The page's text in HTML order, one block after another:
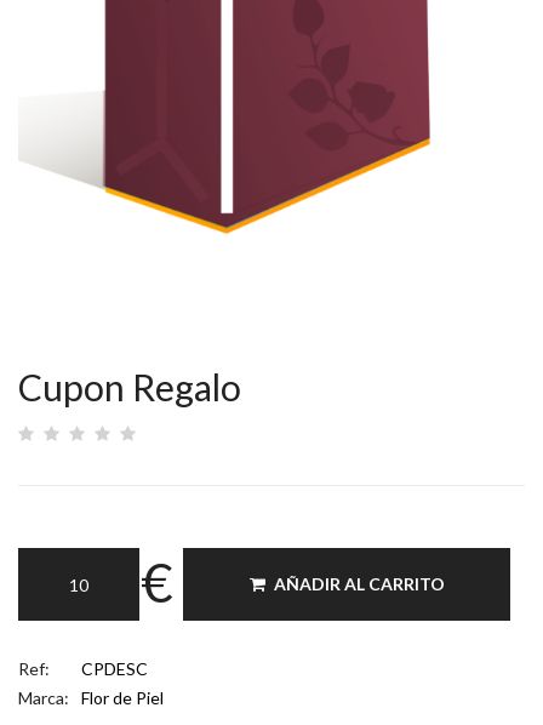
Cupon Regalo
€ AÑADIR AL CARRITO
Ref:
CPDESC
Marca:
Flor de Piel